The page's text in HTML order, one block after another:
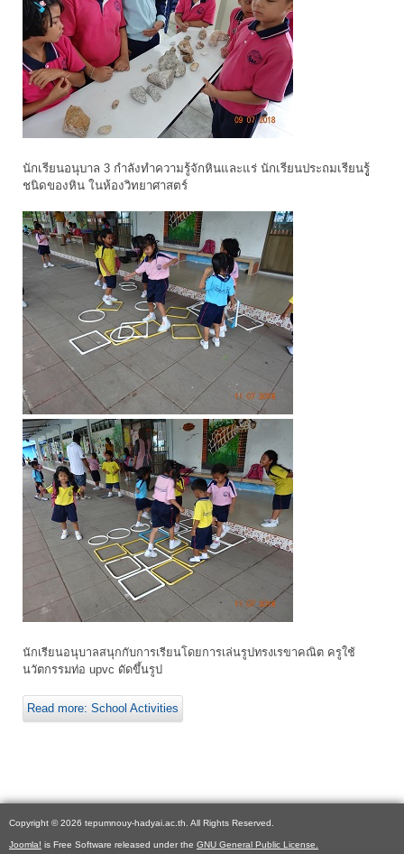
นักเรียนอนุบาล 3 กำลังทำความรู้จักหินและแร่ นักเรียนประถมเรียนรูู้
ชนิดของหิน ในห้องวิทยาศาสตร์
นักเรียนอนุบาลสนุกกับการเรียนโดยการเล่นรูปทรงเรขาคณิต ครูใช้
นวัตกรรมท่อ upvc ดัดขึ้นรูป
Read more: School Activities
Copyright © 2026 tepumnouy-hadyai.ac.th. All Rights Reserved.
Joomla! is Free Software released under the GNU General Public License.